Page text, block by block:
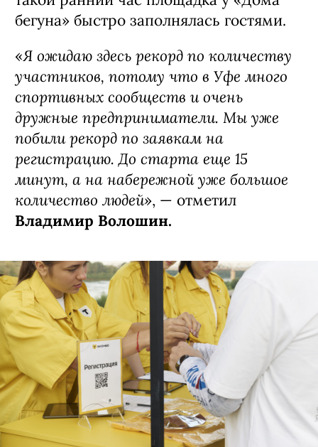
бегуна» быстро заполнялась гостями.
«Я ожидаю здесь рекорд по количеству
участников, потому что в Уфе много
спортивных сообществ и очень
дружные предприниматели. Мы уже
побили рекорд по заявкам на
регистрацию. До старта еще 15
минут, а на набережной уже большое
количество людей», — отметил
Владимир Волошин.